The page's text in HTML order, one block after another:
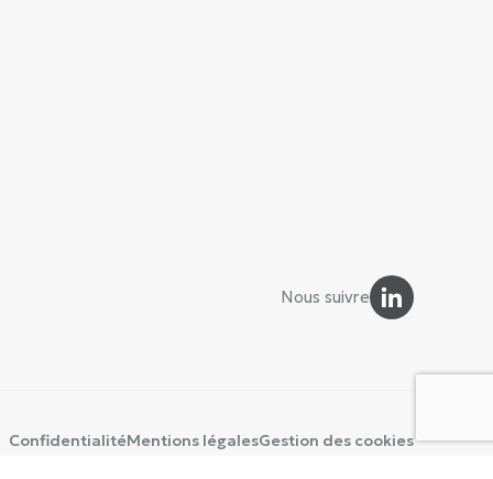
Nous suivre
ConfidentialitéMentions légalesGestion des cookies